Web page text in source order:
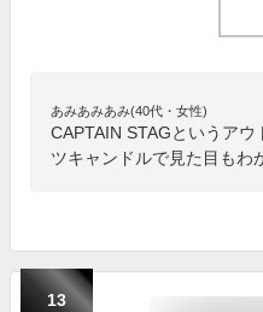
あみあみあみ(40代・女性)
CAPTAIN STAGというア
ツキャンドルで見た目もわ
13